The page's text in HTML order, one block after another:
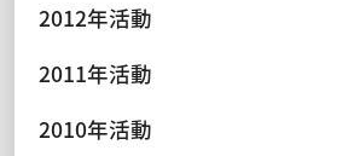
2012年活動
2011年活動
2010年活動